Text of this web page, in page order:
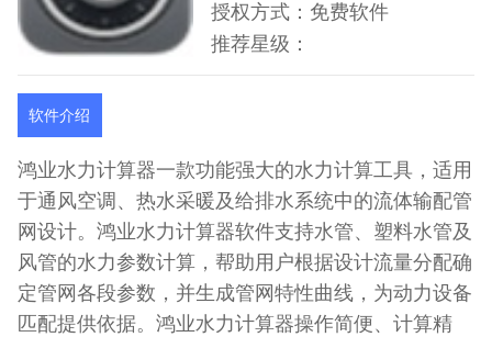
授权方式：免费软件
推荐星级：
软件介绍
鸿业水力计算器一款功能强大的水力计算工具，适用
于通风空调、热水采暖及给排水系统中的流体输配管
网设计。鸿业水力计算器软件支持水管、塑料水管及
风管的水力参数计算，帮助用户根据设计流量分配确
定管网各段参数，并生成管网特性曲线，为动力设备
匹配提供依据。鸿业水力计算器操作简便、计算精